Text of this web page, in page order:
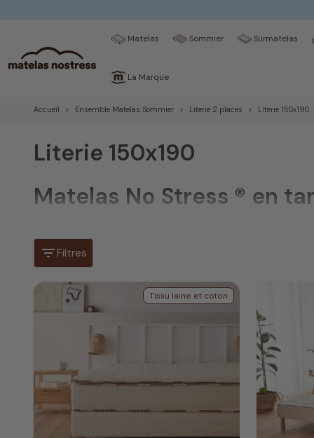
Matelas Sommier Surmatelas
La Marque
Accueil Ensemble Matelas Sommier Literie 2 places Literie 150x190
Literie 150x190
Matelas No Stress ® en
Des matelas conçus de différentes technologies,
filter_list Filtres
Tissu laine et coton